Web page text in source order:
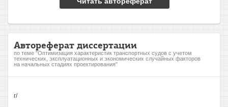
Автореферат диссертации
по теме "Оптимизация характеристик транспортных судов с учетом
технических, эксплуатационных и экономических случайных факторов
на начальных стадиях проектирования"
г/